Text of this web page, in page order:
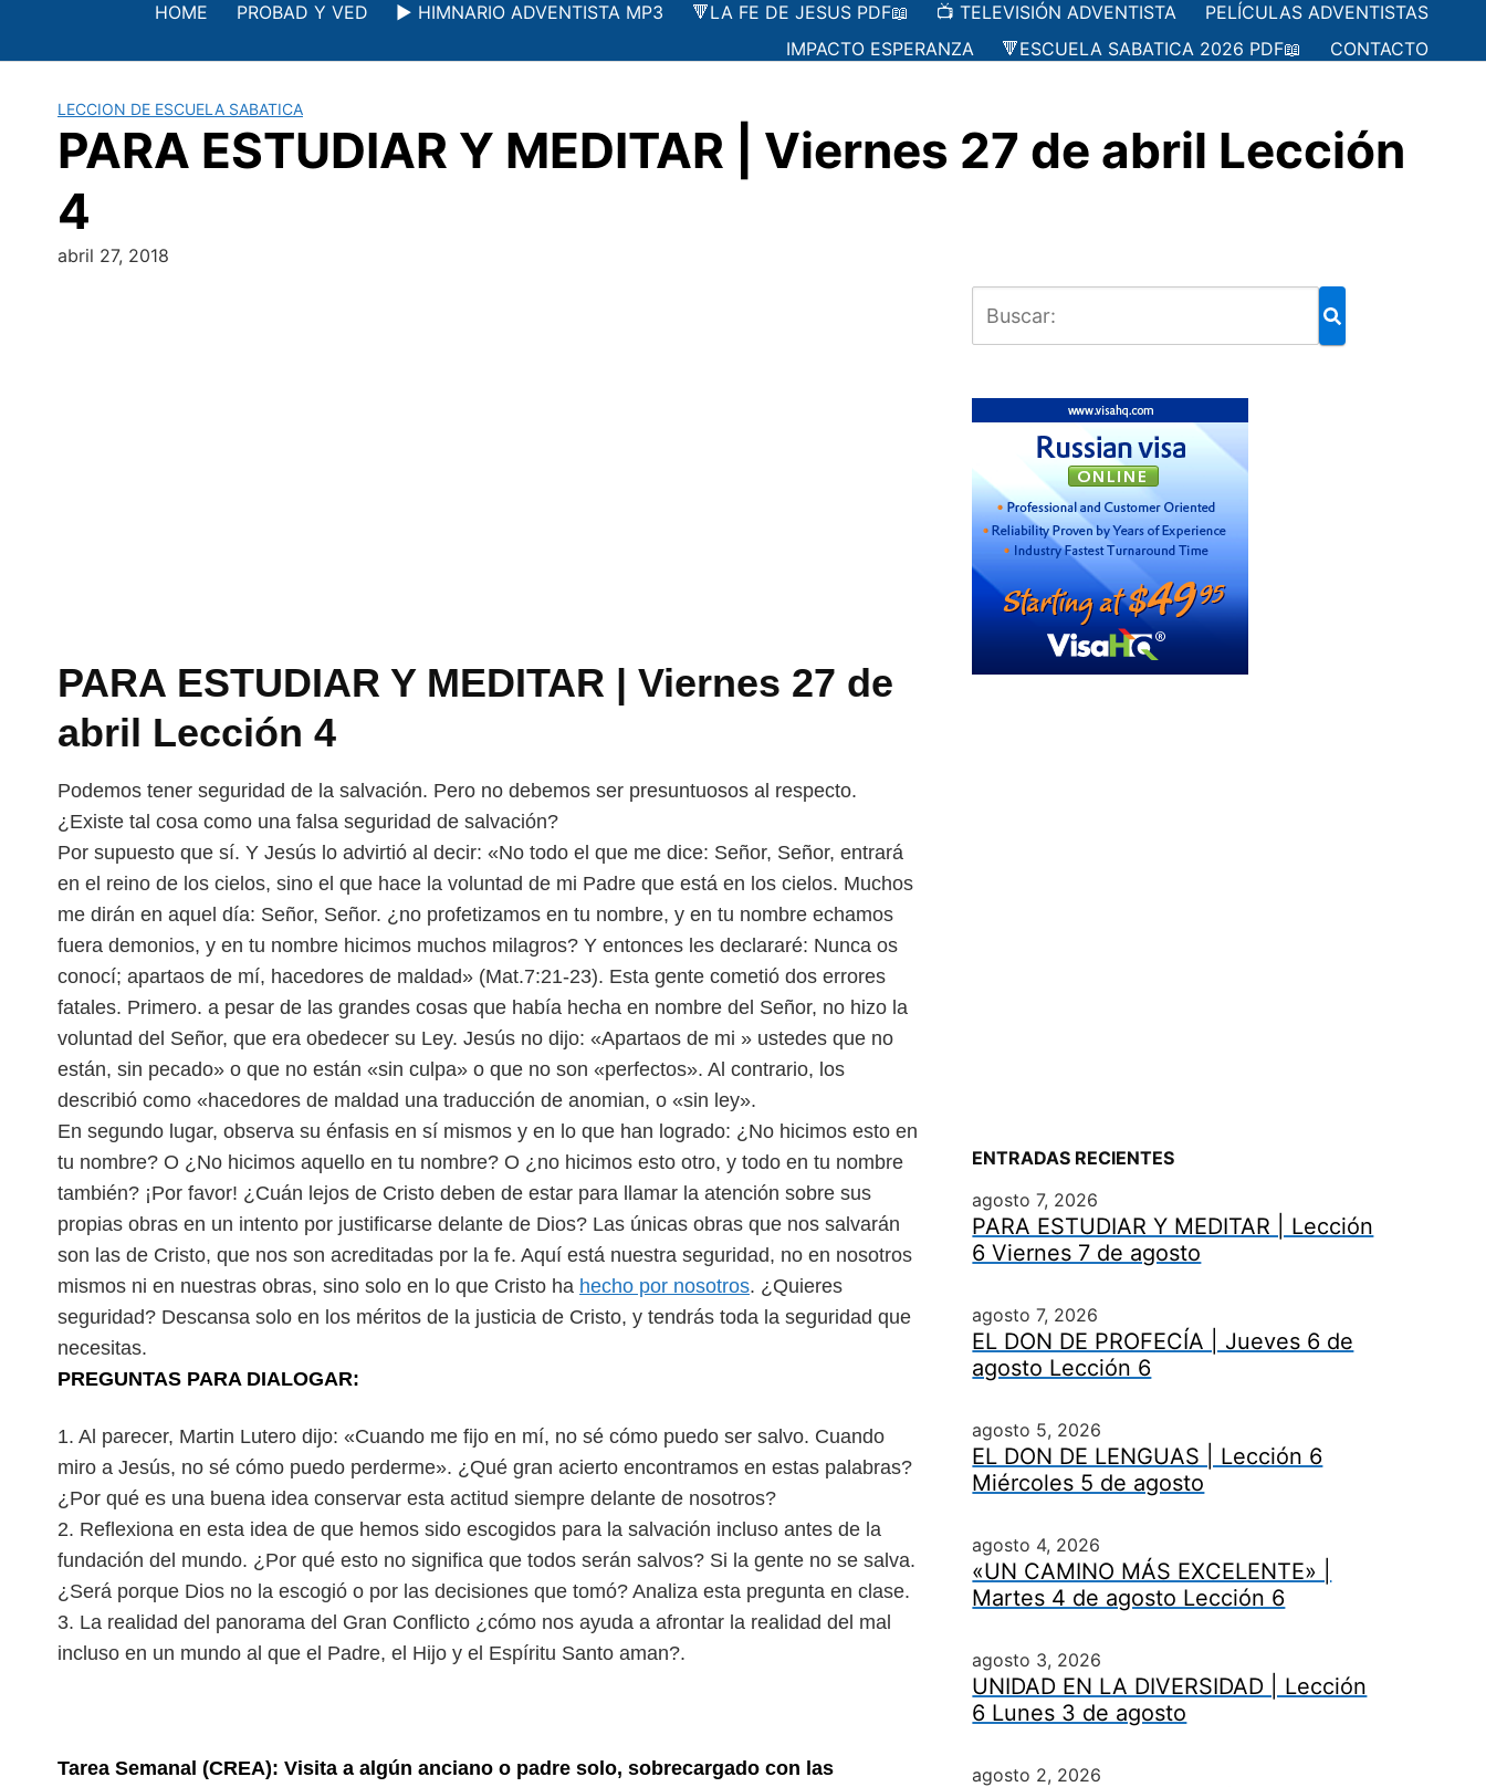
contenido
HOME PROBAD Y VED ▶️ HIMNARIO ADVENTISTA MP3 🔻LA FE DE JESUS PDF📖 📺 TELEVISIÓN ADVENTISTA
PELÍCULAS ADVENTISTAS
IMPACTO ESPERANZA
🔻ESCUELA SABATICA 2026 PDF📖 CONTACTO
LECCION DE ESCUELA SABATICA
PARA ESTUDIAR Y MEDITAR | Viernes 27 de abril Lección
4
abril 27, 2018
PARA ESTUDIAR Y MEDITAR | Viernes 27 de
abril Lección 4
Podemos tener seguridad de la salvación. Pero no debemos ser presuntuosos al respecto.
¿Existe tal cosa como una falsa seguridad de salvación?
Por supuesto que sí. Y Jesús lo advirtió al decir: «No todo el que me dice: Señor, Señor, entrará
en el reino de los cielos, sino el que hace la voluntad de mi Padre que está en los cielos. Muchos
me dirán en aquel día: Señor, Señor. ¿no profetizamos en tu nombre, y en tu nombre echamos
fuera demonios, y en tu nombre hicimos muchos milagros? Y entonces les declararé: Nunca os
conocí; apartaos de mí, hacedores de maldad» (Mat.7:21-23). Esta gente cometió dos errores
fatales. Primero. a pesar de las grandes cosas que había hecha en nombre del Señor, no hizo la
voluntad del Señor, que era obedecer su Ley. Jesús no dijo: «Apartaos de mi » ustedes que no
están, sin pecado» o que no están «sin culpa» o que no son «perfectos». Al contrario, los
describió como «hacedores de maldad una traducción de anomian, o «sin ley».
En segundo lugar, observa su énfasis en sí mismos y en lo que han logrado: ¿No hicimos esto en
tu nombre? O ¿No hicimos aquello en tu nombre? O ¿no hicimos esto otro, y todo en tu nombre
también? ¡Por favor! ¿Cuán lejos de Cristo deben de estar para llamar la atención sobre sus
propias obras en un intento por justificarse delante de Dios? Las únicas obras que nos salvarán
son las de Cristo, que nos son acreditadas por la fe. Aquí está nuestra seguridad, no en nosotros
mismos ni en nuestras obras, sino solo en lo que Cristo ha hecho por nosotros. ¿Quieres
seguridad? Descansa solo en los méritos de la justicia de Cristo, y tendrás toda la seguridad que
necesitas.
PREGUNTAS PARA DIALOGAR:
1. Al parecer, Martin Lutero dijo: «Cuando me fijo en mí, no sé cómo puedo ser salvo. Cuando
miro a Jesús, no sé cómo puedo perderme». ¿Qué gran acierto encontramos en estas palabras?
¿Por qué es una buena idea conservar esta actitud siempre delante de nosotros?
2. Reflexiona en esta idea de que hemos sido escogidos para la salvación incluso antes de la
fundación del mundo. ¿Por qué esto no significa que todos serán salvos? Si la gente no se salva.
¿Será porque Dios no la escogió o por las decisiones que tomó? Analiza esta pregunta en clase.
3. La realidad del panorama del Gran Conflicto ¿cómo nos ayuda a afrontar la realidad del mal
incluso en un mundo al que el Padre, el Hijo y el Espíritu Santo aman?.
Tarea Semanal (CREA): Visita a algún anciano o padre solo, sobrecargado con las
ENTRADAS RECIENTES
agosto 7, 2026
PARA ESTUDIAR Y MEDITAR | Lección
6 Viernes 7 de agosto
agosto 7, 2026
EL DON DE PROFECÍA | Jueves 6 de
agosto Lección 6
agosto 5, 2026
EL DON DE LENGUAS | Lección 6
Miércoles 5 de agosto
agosto 4, 2026
«UN CAMINO MÁS EXCELENTE» |
Martes 4 de agosto Lección 6
agosto 3, 2026
UNIDAD EN LA DIVERSIDAD | Lección
6 Lunes 3 de agosto
agosto 2, 2026